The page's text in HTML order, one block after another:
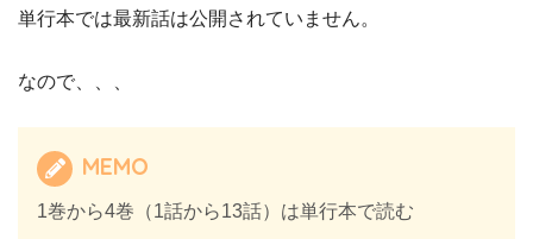
単行本では最新話は公開されていません。
なので、、、
MEMO
1巻から4巻（1話から13話）は単行本で読む